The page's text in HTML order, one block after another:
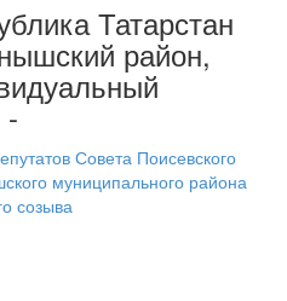
Татарстан
район,
-
Совета Поисевского
муниципального района
созыва